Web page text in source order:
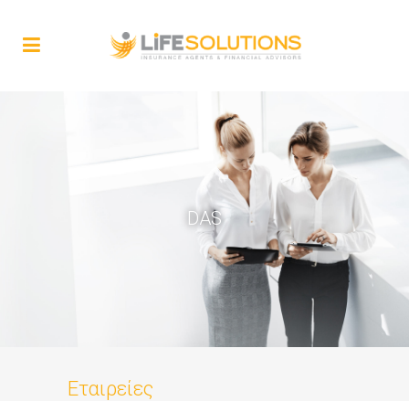
DAS
Εταιρείες